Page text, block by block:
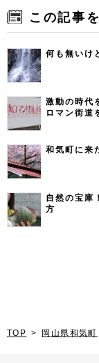
この記事
何も無いけ
激動の時代
ロマン街道
和気町に来
自然の宝庫
方
TOP 岡山県和気町